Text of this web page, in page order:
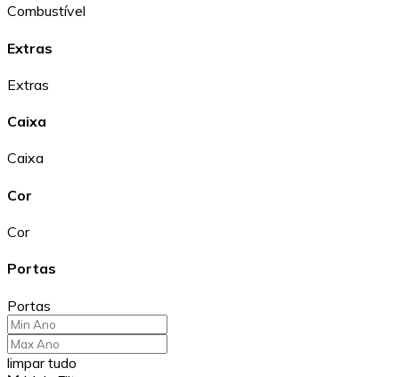
Combustível
Extras
Extras
Caixa
Caixa
Cor
Cor
Portas
Portas
limpar tudo